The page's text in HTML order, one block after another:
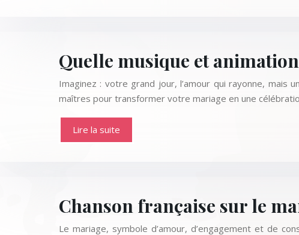
Quelle musique et
Imaginez : votre grand jour, l’amour qui rayonne, mais
maîtres pour transformer votre mariage en une
Lire la suite
Chanson française sur le
Le mariage, symbole d’amour, d’engagement et de